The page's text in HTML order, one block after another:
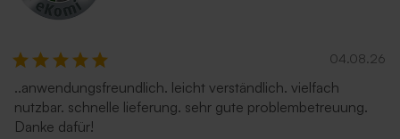
04.08.26
..anwendungsfreundlich. leicht verständlich. vielfach
nutzbar. schnelle lieferung. sehr gute problembetreuung.
Danke dafür!